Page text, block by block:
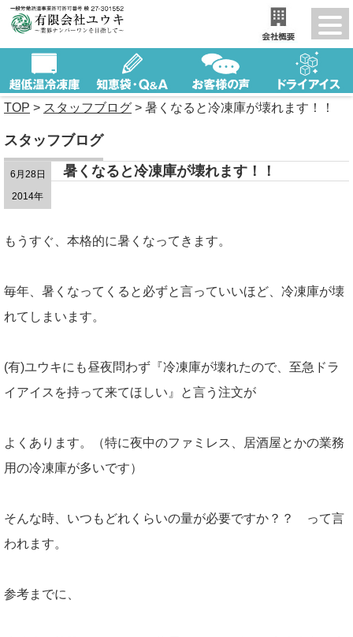
TOP > スタッフブログ > 暑くなると冷凍庫が壊れます！！
スタッフブログ
6月28日
2014年
暑くなると冷凍庫が壊れます！！
もうすぐ、本格的に暑くなってきます。
毎年、暑くなってくると必ずと言っていいほど、冷凍庫が壊
れてしまいます。
(有)ユウキにも昼夜問わず『冷凍庫が壊れたので、至急ドラ
イアイスを持って来てほしい』と言う注文が
よくあります。（特に夜中のファミレス、居酒屋とかの業務
用の冷凍庫が多いです）
そんな時、いつもどれくらいの量が必要ですか？？ って言
われます。
参考までに、